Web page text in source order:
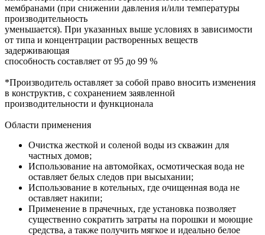
мембранами (при снижении давления и/или температуры
производительность
уменьшается). При указанных выше условиях в зависимости
от типа и концентрации растворенных веществ
задерживающая
способность составляет от 95 до 99 %
*Производитель оставляет за собой право вносить изменения
в конструктив, с сохранением заявленной
производительности и функционала
Области применения
Очистка жесткой и соленой воды из скважин для
частных домов;
Использование на автомойках, осмотическая вода не
оставляет белых следов при высыхании;
Использование в котельных, где очищенная вода не
оставляет накипи;
Применение в прачечных, где установка позволяет
существенно сократить затраты на порошки и моющие
средства, а также получить мягкое и идеально белое